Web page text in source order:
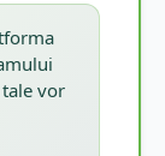
vor